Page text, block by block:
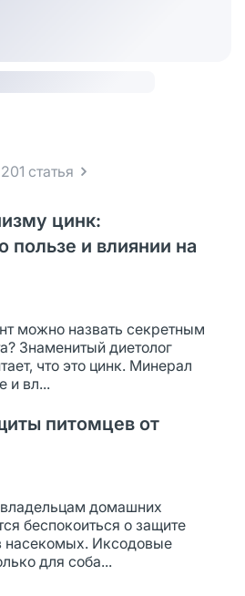
статья
цинк:
пользе и влиянии на
можно назвать секретным
Знаменитый диетолог
что это цинк. Минерал
и вл...
питомцев от
домашних
беспокоиться о защите
насекомых. Иксодовые
для соба...